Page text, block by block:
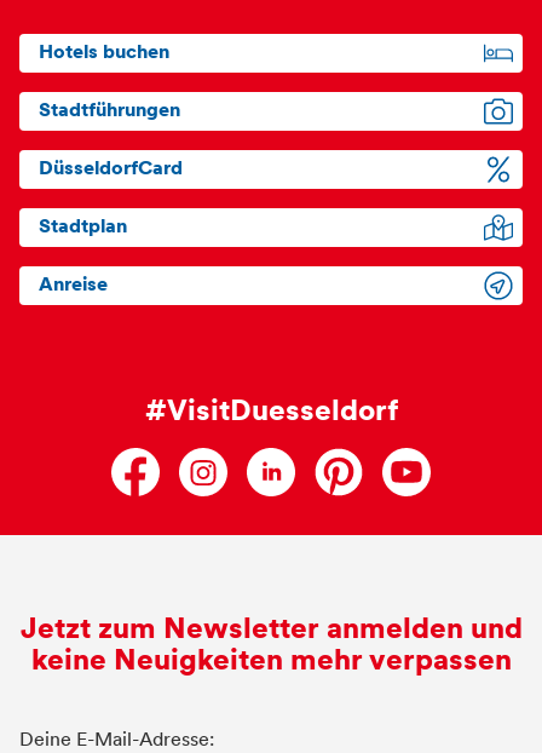
Hotels buchen
Stadtführungen
DüsseldorfCard
Stadtplan
Anreise
#VisitDuesseldorf
Jetzt zum Newsletter anmelden und
keine Neuigkeiten mehr verpassen
Deine E-Mail-Adresse: